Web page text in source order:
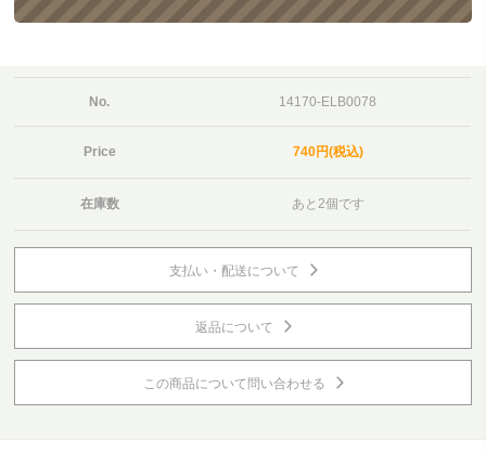
No. 14170-ELB0078
Price 740円(税込)
在庫数 あと2個です
支払い・配送について
返品について
この商品について問い合わせる